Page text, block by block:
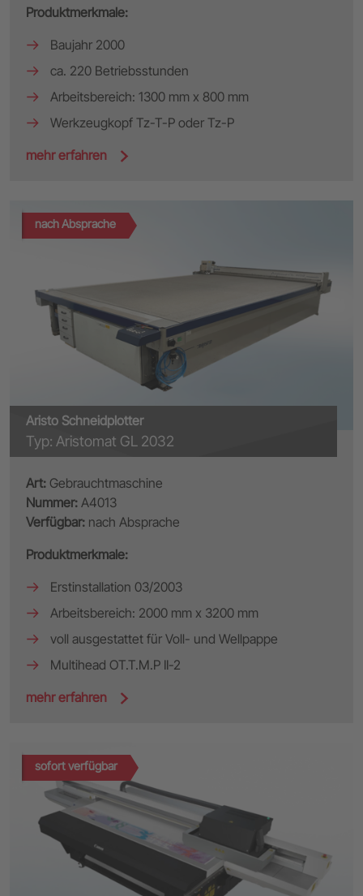
Produktmerkmale:
Baujahr 2000
ca. 220 Betriebsstunden
Arbeitsbereich: 1300 mm x 800 mm
Werkzeugkopf Tz-T-P oder Tz-P
mehr erfahren
nach Absprache
Aristo Schneidplotter
Typ: Aristomat GL 2032
Art: Gebrauchtmaschine
Nummer: A4013
Verfügbar: nach Absprache
Produktmerkmale:
Erstinstallation 03/2003
Arbeitsbereich: 2000 mm x 3200 mm
voll ausgestattet für Voll- und Wellpappe
Multihead OT.T.M.P II-2
mehr erfahren
sofort verfügbar